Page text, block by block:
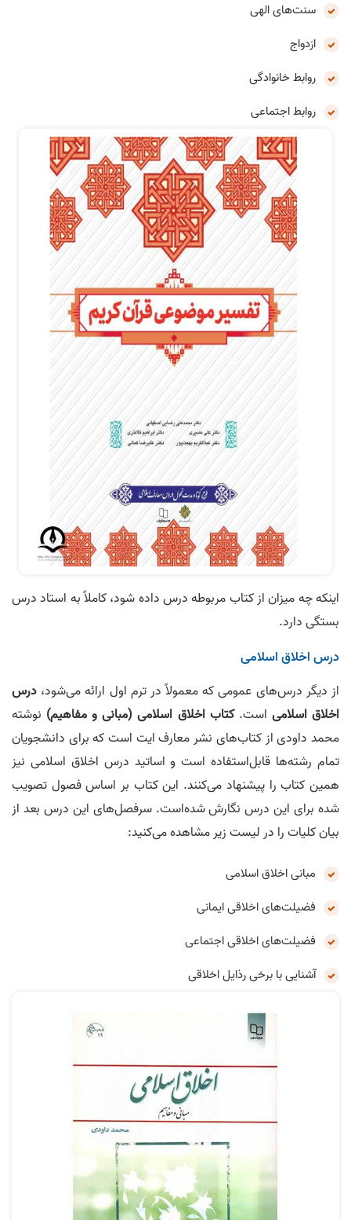
سنت‌های الهی
ازدواج
روابط خانوادگی
روابط اجتماعی
اینکه چه میزان از کتاب مربوطه درس داده شود، کاملاً به استاد درس
بستگی دارد.
درس اخلاق اسلامی
از دیگر درس‌های عمومی که معمولاً در ترم اول ارائه می‌شود، درس
اخلاق اسلامی است.کتاب اخلاق اسلامی (مبانی و مفاهیم) نوشته
محمد داودی از کتاب‌های نشر معارف ایت است که برای دانشجویان
تمام رشته‌ها قابل‌استفاده است و اساتید درس اخلاق اسلامی نیز
همین کتاب را پیشنهاد می‌کنند. این کتاب بر اساس فصول تصویب
شده برای این درس نگارش شده‌است. سرفصل‌های این درس بعد از
بیان کلیات را در لیست زیر مشاهده می‌کنید:
مبانی اخلاق اسلامی
فضیلت‌های اخلاقی ایمانی
فضیلت‌های اخلاقی اجتماعی
آشنایی با برخی رذایل اخلاقی